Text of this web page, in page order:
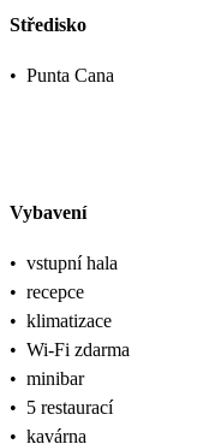
Středisko
• Punta Cana
Vybavení
• vstupní hala
• recepce
• klimatizace
• Wi-Fi zdarma
• minibar
• 5 restaurací
• kavárna